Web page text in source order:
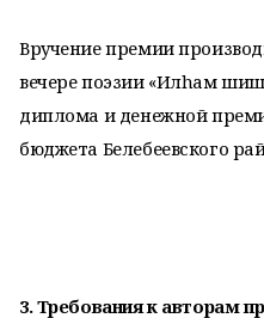
Вручение премии
вечере поэзии «Илhам
диплома и денежной
бюджета Белебеевского
3. Требования к авторам